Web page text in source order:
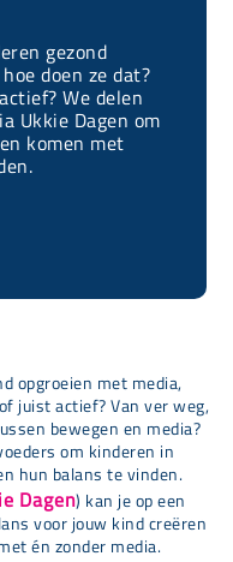
gezond
doen ze dat?
We delen
Ukkie Dagen om
komen met
opgroeien met media,
juist actief? Van ver weg,
bewegen en media?
om kinderen in
hun balans te vinden.
Dagen) kan je op een
voor jouw kind creëren
én zonder media.